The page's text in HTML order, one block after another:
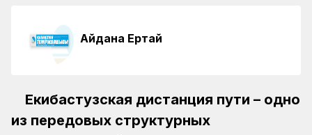
Айдана Ертай
Екибастузская дистанция пути – одно
из передовых структурных